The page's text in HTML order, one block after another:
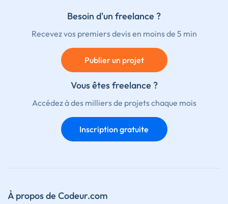
Besoin d'un freelance ?
Recevez vos premiers devis en moins de 5 min
Publier un projet
Vous êtes freelance ?
Accédez à des milliers de projets chaque mois
Inscription gratuite
À propos de Codeur.com